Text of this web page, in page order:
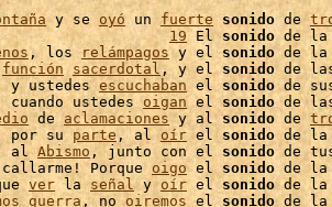
y se oyó un fuerte sonido de
19 El sonido de la
, los relámpagos y el sonido de la
función sacerdotal, y el sonido de
ustedes escuchaban el sonido de
ustedes oigan el sonido de
de aclamaciones y al sonido de
su parte, al oír el sonido de la
al Abismo , junto con el sonido de
Porque oigo el sonido de la
ver la señal y oír el sonido de la
guerra , no oiremos el sonido de